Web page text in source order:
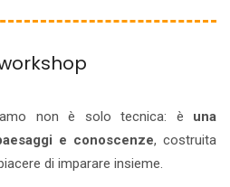
non è solo tecnica: è una
e conoscenze, costruita
di imparare insieme.